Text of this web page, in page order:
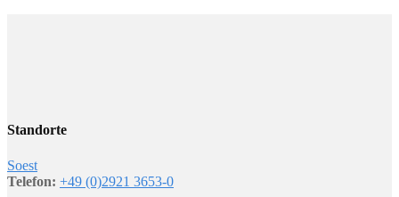
Standorte
Soest
Telefon: +49 (0)2921 3653-0